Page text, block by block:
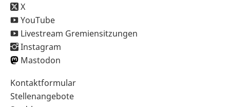
X
YouTube
Livestream Gremiensitzungen
Instagram
Mastodon
Sekundärnavigation
im
Kontaktformular
Stellenangebote